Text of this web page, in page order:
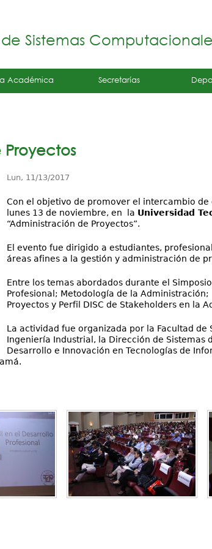
Sistemas
Académica Secretarías
Lun, 11/13/2017
Con el objetivo de promover el intercambio
lunes 13 de noviembre, en la Universidad
“Administración de Proyectos”.
El evento fue dirigido a estudiantes,
áreas afines a la gestión y administración de
Entre los temas abordados durante el
Profesional; Metodología de la
Proyectos y Perfil DISC de Stakeholders en la
La actividad fue organizada por la Facultad
Ingeniería Industrial, la Dirección de Sistemas
Desarrollo e Innovación en Tecnologías de